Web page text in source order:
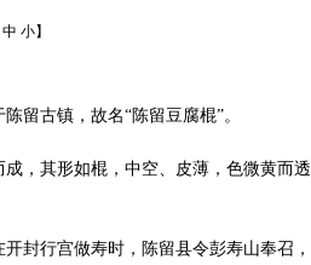
中 小】
留古镇，故名“陈留豆腐棍”。
，其形如棍，中空、皮薄，色微黄而透
封行宫做寿时，陈留县令彭寿山奉召，